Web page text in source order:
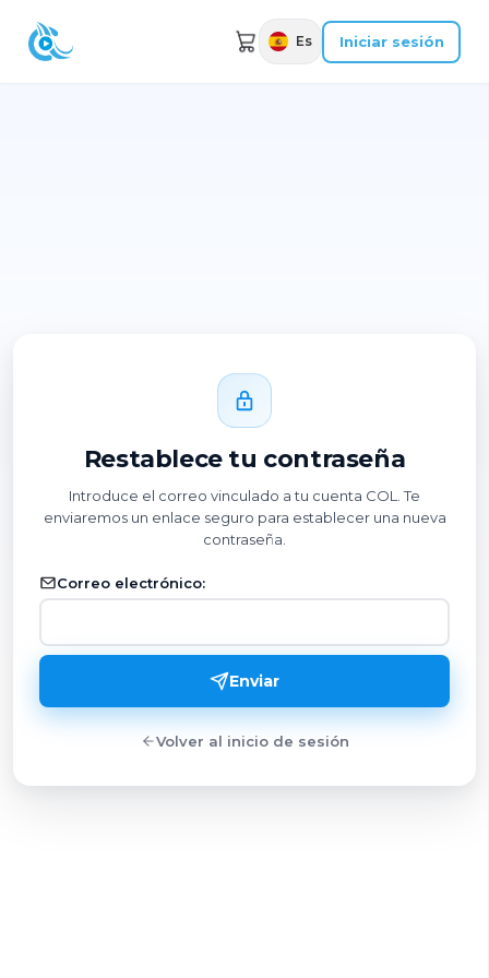
Es Iniciar sesión
Restablece tu contraseña
Introduce el correo vinculado a tu cuenta COL. Te
enviaremos un enlace seguro para establecer una nueva
contraseña.
Correo electrónico:
Enviar
Volver al inicio de sesión